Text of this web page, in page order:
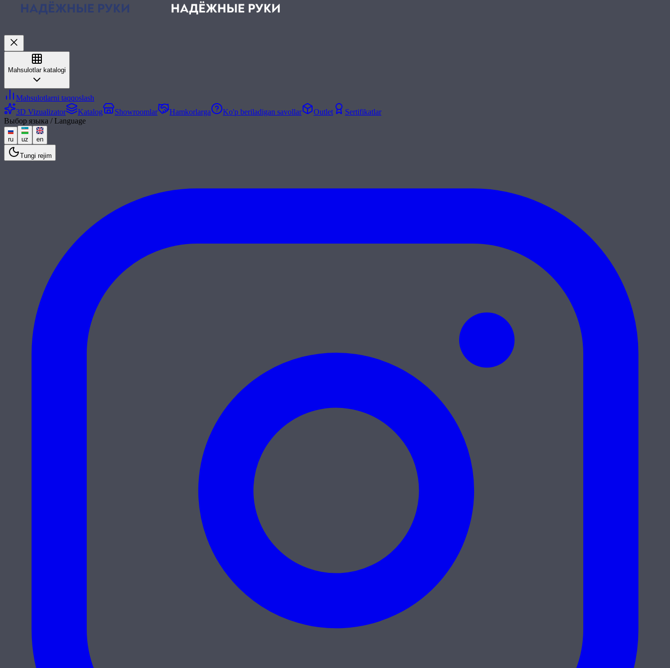
Mahsulotlar katalogi
Mahsulotlarni taqqoslash
3D Vizualizator
Katalog Showroomlar Hamkorlarga Ko'p beriladigan savollar Outlet
Sertifikatlar
Выбор языка / Language
ru uz en
Tungi rejim